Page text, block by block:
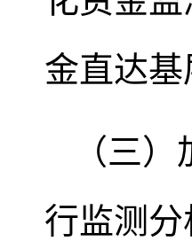
金直达
（三
行监测